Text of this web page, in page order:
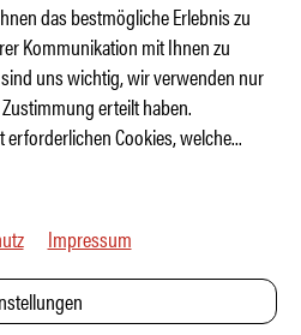
wird
das bestmögliche Erlebnis zu
Kommunikation mit Ihnen zu
uns wichtig, wir verwenden nur
erteilt haben.
Cookies, welche...
Impressum